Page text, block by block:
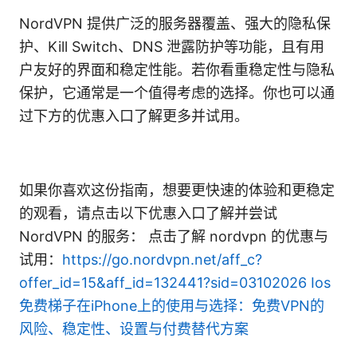
NordVPN 提供广泛的服务器覆盖、强大的隐私保
护、Kill Switch、DNS 泄露防护等功能，且有用
户友好的界面和稳定性能。若你看重稳定性与隐私
保护，它通常是一个值得考虑的选择。你也可以通
过下方的优惠入口了解更多并试用。
如果你喜欢这份指南，想要更快速的体验和更稳定
的观看，请点击以下优惠入口了解并尝试
NordVPN 的服务： 点击了解 nordvpn 的优惠与
试用： https://go.nordvpn.net/aff_c?
offer_id=15&aff_id=132441?sid=03102026 Ios
免费梯子在iPhone上的使用与选择：免费VPN的
风险、稳定性、设置与付费替代方案